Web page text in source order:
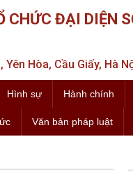
CHỨC ĐẠI DIỆN
Hòa, Cầu Giấy, Hà
Hình sự Hành chính
Văn bản pháp luật